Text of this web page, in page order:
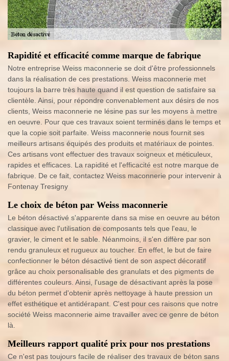
Rapidité et efficacité comme marque de fabrique
Notre entreprise Weiss maconnerie se doit d'être professionnels
dans la réalisation de ces prestations. Weiss maconnerie met
toujours la barre très haute quand il est question de satisfaire sa
clientèle. Ainsi, pour répondre convenablement aux désirs de nos
clients, Weiss maconnerie ne lésine pas sur les moyens à mettre
en oeuvre. Pour que ces travaux soient terminés dans le temps et
que la copie soit parfaite. Weiss maconnerie nous fournit ses
meilleurs artisans équipés des produits et matériaux de pointes.
Ces artisans vont effectuer des travaux soigneux et méticuleux,
rapides et efficaces. La rapidité et l'efficacité est notre marque de
fabrique. De ce fait, contactez Weiss maconnerie pour intervenir à
Fontenay Tresigny
Le choix de béton par Weiss maconnerie
Le béton désactivé s'apparente dans sa mise en oeuvre au béton
classique avec l'utilisation de composants tels que l'eau, le
gravier, le ciment et le sable. Néanmoins, il s'en diffère par son
rendu granuleux et rugueux au toucher. En effet, le but de faire
confectionner le béton désactivé tient de son aspect décoratif
grâce au choix personalisable des granulats et des pigments de
différentes couleurs. Ainsi, l'usage de désactivant après la pose
du béton permet d'obtenir après nettoyage à haute pression un
effet esthétique et antidérapant. C'est pour ces raisons que notre
société Weiss maconnerie aime travailler avec ce genre de béton
là.
Meilleurs rapport qualité prix pour nos prestations
Ce n'est pas toujours facile de réaliser des travaux de béton sans